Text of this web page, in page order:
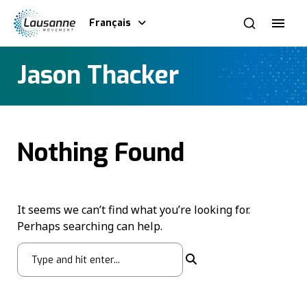
Français
Jason Thacker
Nothing Found
It seems we can’t find what you’re looking for.
Perhaps searching can help.